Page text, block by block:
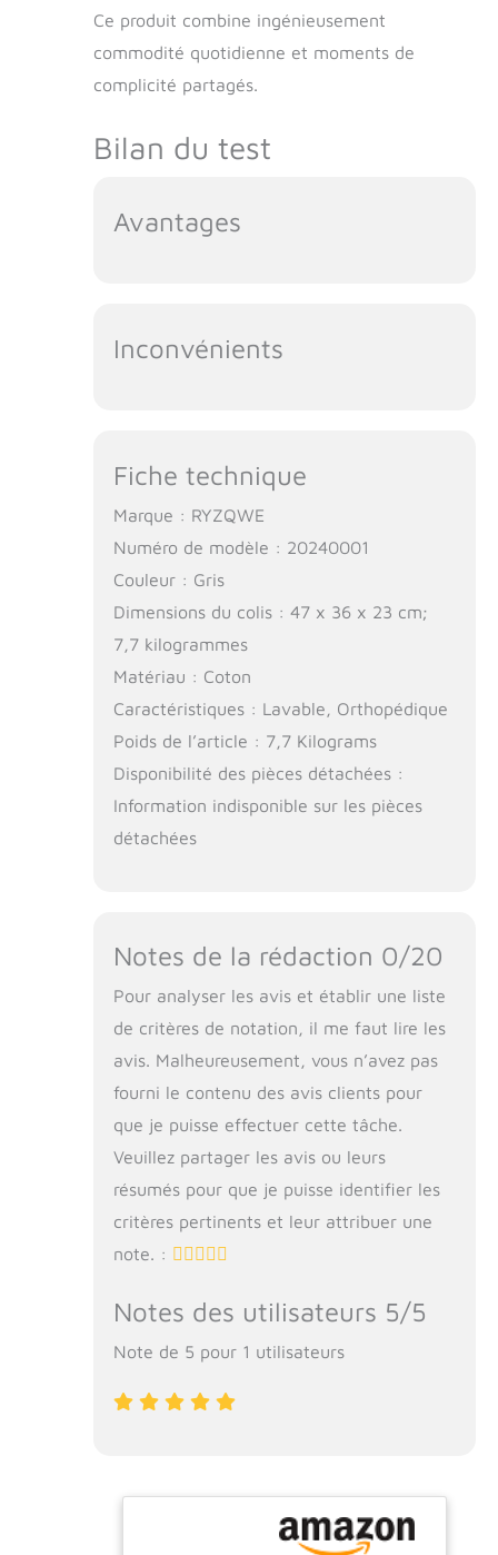
Ce produit combine ingénieusement
commodité quotidienne et moments de
complicité partagés.
Bilan du test
Avantages
Inconvénients
Fiche technique
Marque : RYZQWE
Numéro de modèle : 20240001
Couleur : Gris
Dimensions du colis : 47 x 36 x 23 cm;
7,7 kilogrammes
Matériau : Coton
Caractéristiques : Lavable, Orthopédique
Poids de l’article : 7,7 Kilograms
Disponibilité des pièces détachées :
Information indisponible sur les pièces
détachées
Notes de la rédaction 0/20
Pour analyser les avis et établir une liste
de critères de notation, il me faut lire les
avis. Malheureusement, vous n’avez pas
fourni le contenu des avis clients pour
que je puisse effectuer cette tâche.
Veuillez partager les avis ou leurs
résumés pour que je puisse identifier les
critères pertinents et leur attribuer une
note. :
Notes des utilisateurs 5/5
Note de 5 pour 1 utilisateurs